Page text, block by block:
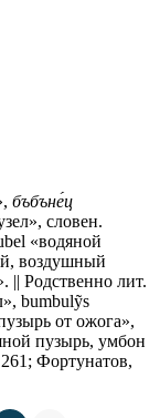
бъбъне́ц
словен.
«водяной
воздушный
|| Родственно лит.
bumbulỹs
от ожога»,
пузырь, умбон
Фортунатов,